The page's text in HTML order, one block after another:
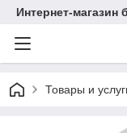
Интернет-магазин
Товары и